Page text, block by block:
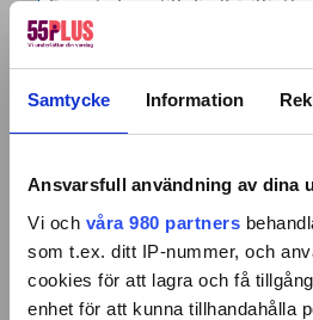
Samtycke Information
Ansvarsfull användning av dina
Vi och våra 980 partners
som t.ex. ditt IP-nummer, och
cookies för att lagra och få
enhet för att kunna tillhandahålla
Genom att gå vidare accepterar du